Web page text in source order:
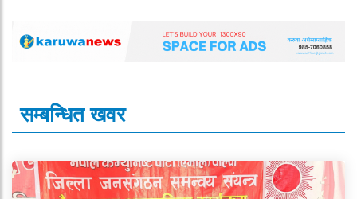
सम्बन्धित खवर